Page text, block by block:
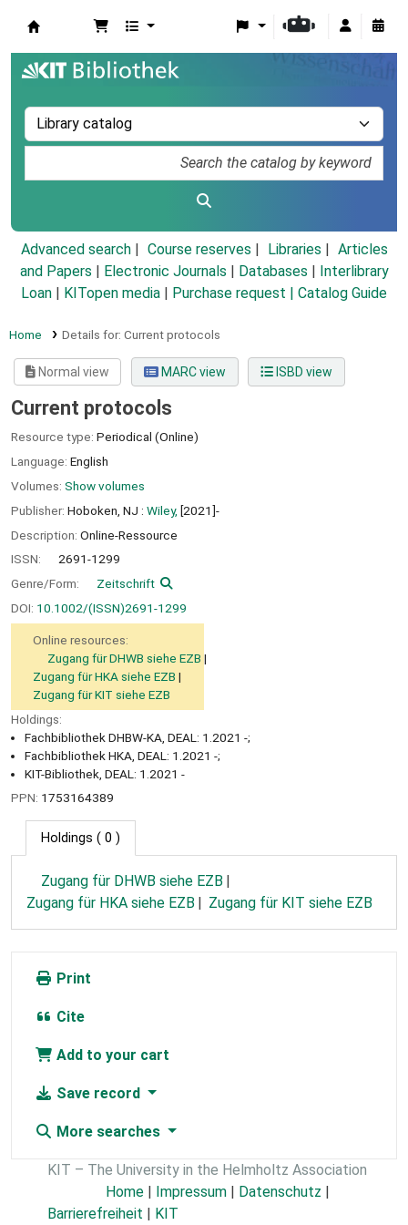
Advanced search Course reserves Libraries
Articles
and Papers
Electronic Journals Databases
Interlibrary
Loan
KITopen media Purchase request | Catalog Guide
Home Details for: Current protocols
Normal view MARC view ISBD view
Current protocols
Resource type: Periodical (Online)
Language: English
Volumes: Show volumes
Publisher: Hoboken, NJ : Wiley, [2021]-
Description: Online-Ressource
ISSN:
2691-1299
Genre/Form:
Zeitschrift
DOI: 10.1002/(ISSN)2691-1299
Online resources:
Zugang für DHWB siehe EZB
Zugang für HKA siehe EZB
Zugang für KIT siehe EZB
Holdings:
Fachbibliothek DHBW-KA, DEAL: 1.2021 -;
Fachbibliothek HKA, DEAL: 1.2021 -;
KIT-Bibliothek, DEAL: 1.2021 -
PPN: 1753164389
Holdings ( 0 )
Zugang für DHWB siehe EZB
Zugang für HKA siehe EZB
Zugang für KIT siehe EZB
Print
Cite
Add to your cart
Save record
More searches
KIT – The University in the Helmholtz Association
Home | Impressum | Datenschutz |
Barrierefreiheit | KIT